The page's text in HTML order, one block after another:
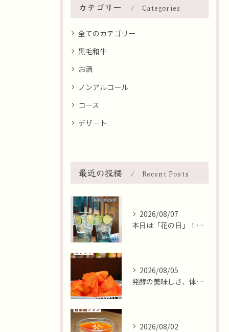
カテゴリー Categories
全てのカテゴリー
黒毛和牛
お酒
ノンアルコール
コース
デザート
最近の投稿 Recent Posts
2026/08/07
本日は「花の日」！そんな日に、焼肉 牛炭の桜ユッケで華やかに...
2026/08/05
発酵の美味しさ、体験しませんか？🧄
2026/08/02